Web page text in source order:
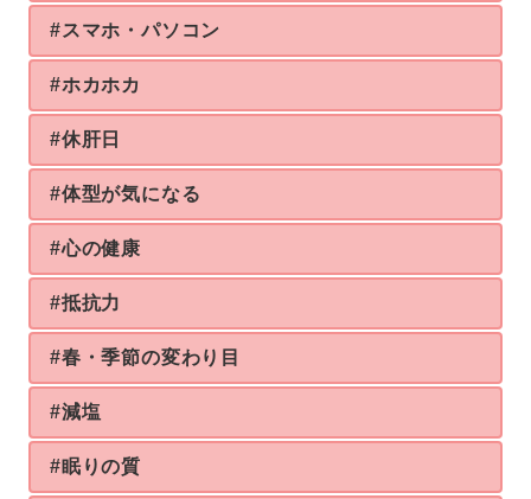
#スマホ・パソコン
#ホカホカ
#休肝日
#体型が気になる
#心の健康
#抵抗力
#春・季節の変わり目
#減塩
#眠りの質